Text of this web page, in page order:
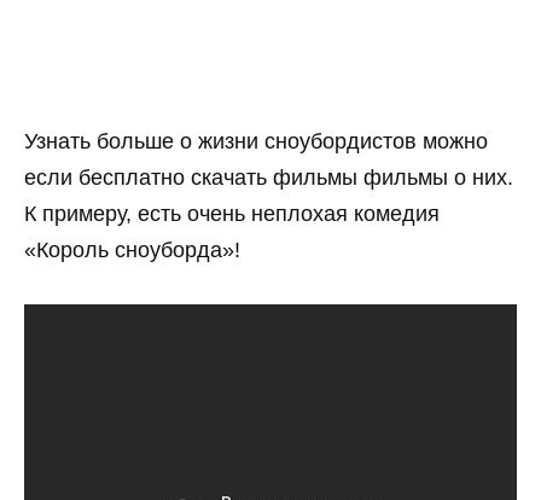
Узнать больше о жизни сноубордистов можно
если бесплатно скачать фильмы фильмы о них.
К примеру, есть очень неплохая комедия
«Король сноуборда»!